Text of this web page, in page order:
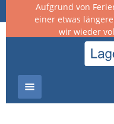
springen
Aufgrund von
einer etwas
wir wieder